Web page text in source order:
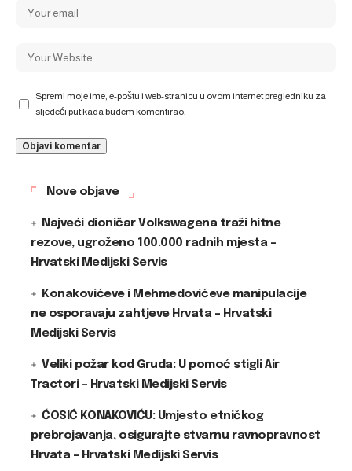
Spremi moje ime, e-poštu i web-stranicu u ovom internet pregledniku za
sljedeći put kada budem komentirao.
Nove objave
Najveći dioničar Volkswagena traži hitne
rezove, ugroženo 100.000 radnih mjesta –
Hrvatski Medijski Servis
Konakovićeve i Mehmedovićeve manipulacije
ne osporavaju zahtjeve Hrvata – Hrvatski
Medijski Servis
Veliki požar kod Gruda: U pomoć stigli Air
Tractori – Hrvatski Medijski Servis
ĆOSIĆ KONAKOVIĆU: Umjesto etničkog
prebrojavanja, osigurajte stvarnu ravnopravnost
Hrvata – Hrvatski Medijski Servis